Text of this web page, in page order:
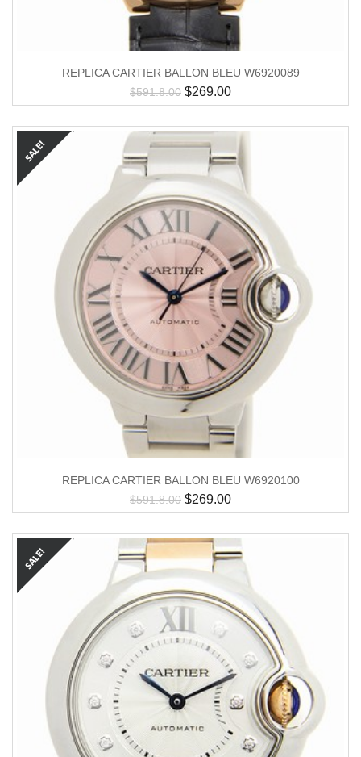
REPLICA CARTIER BALLON BLEU W6920089
$591.8.00 $269.00
REPLICA CARTIER BALLON BLEU W6920100
$591.8.00 $269.00